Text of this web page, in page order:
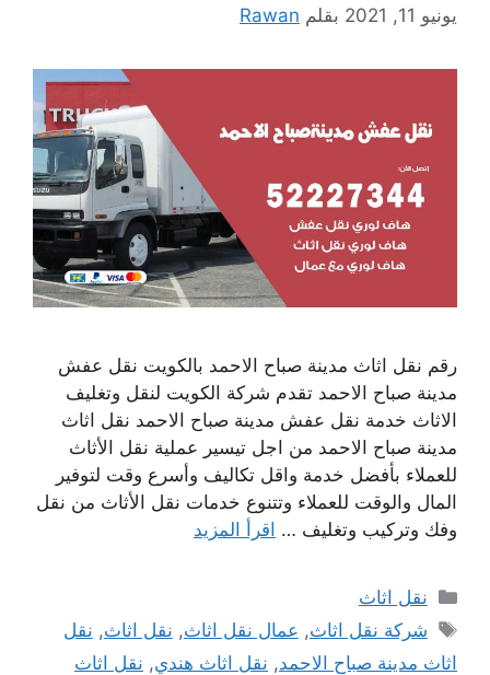
يونيو 11, 2021 بقلم Rawan
رقم نقل اثاث مدينة صباح الاحمد بالكويت نقل عفش
مدينة صباح الاحمد تقدم شركة الكويت لنقل وتغليف
الاثاث خدمة نقل عفش مدينة صباح الاحمد نقل اثاث
مدينة صباح الاحمد من اجل تيسير عملية نقل الأثاث
للعملاء بأفضل خدمة واقل تكاليف وأسرع وقت لتوفير
المال والوقت للعملاء وتتنوع خدمات نقل الأثاث من نقل
وفك وتركيب وتغليف … اقرأ المزيد
التصنيفات
نقل اثاث
الوسوم
شركة نقل اثاث, عمال نقل اثاث, نقل اثاث, نقل
اثاث مدينة صباح الاحمد, نقل اثاث هندي, نقل اثاث